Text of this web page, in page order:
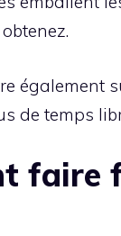
également
de temps
faire